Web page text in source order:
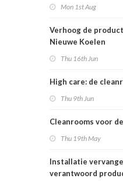
Mon 1st Aug
Verhoog de
Nieuwe Koelen
Thu 16th Jun
High care: de
Thu 9th Jun
Cleanrooms voor
Thu 19th May
Installatie
verantwoord